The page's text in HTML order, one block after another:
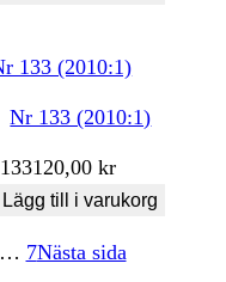
Nr 133 (2010:1)
133120,00kr
Lägg till i varukorg
… 7Nästa sida